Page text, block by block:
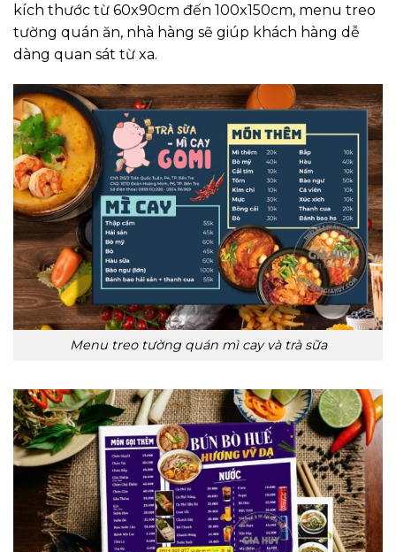
kích thước từ 60x90cm đến 100x150cm, menu treo
tường quán ăn, nhà hàng sẽ giúp khách hàng dễ
dàng quan sát từ xa.
Menu treo tường quán mì cay và trà sữa